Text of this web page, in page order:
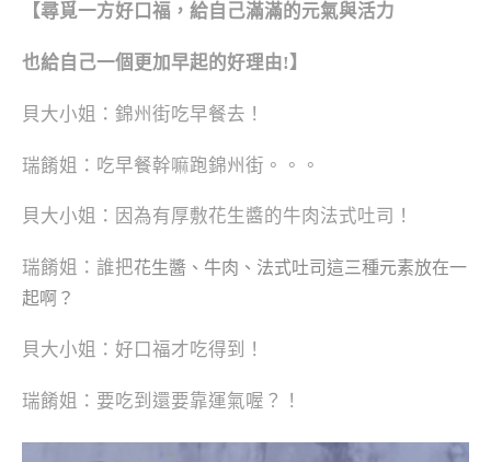
【尋覓一方好口福， 給自己滿滿的元氣與活力
也給自己一個更加早起的好理由!】
貝大小姐：錦州街吃早餐去！
瑞餚姐：吃早餐幹嘛跑錦州街。。。
貝大小姐：因為有厚敷花生醬的牛肉法式吐司！
瑞餚姐：誰把花生醬、牛肉、法式吐司這三種元素放在一
起啊？
貝大小姐：好口福才吃得到！
瑞餚姐： 要吃到還要靠運氣喔？！